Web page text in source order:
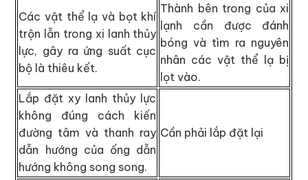
Các vật thể lạ và bọt khí
trộn lẫn trong xi lanh thủy
lực, gây ra ứng suất cục
bộ là thiêu kết.
Thành bên trong của xi
lạnh cần được đánh
bóng và tìm ra nguyên
nhân các vật thể lạ bị
lọt vào.
Lắp đặt xy lanh thủy lực
không đúng cách kiến
đường tâm và thanh ray
dẫn hướng của ống dẫn
hướng không song song.
Cần phải lắp đặt lại